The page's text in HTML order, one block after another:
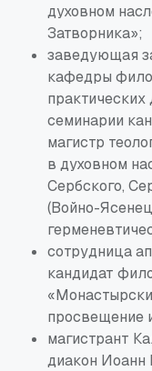
духовном
Затворника»;
заведующая
кафедры
семинарии
магистр
в духовном
Сербского,
(Войно-
сотрудница
кандидат
просвещение
магистрант
диакон Иоанн